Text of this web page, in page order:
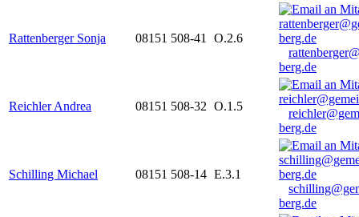
Rattenberger Sonja 08151 508-41
O.2.6
berg.de
Reichler Andrea 08151 508-32 O.1.5
berg.de
Schilling Michael 08151 508-14 E.3.1
berg.de